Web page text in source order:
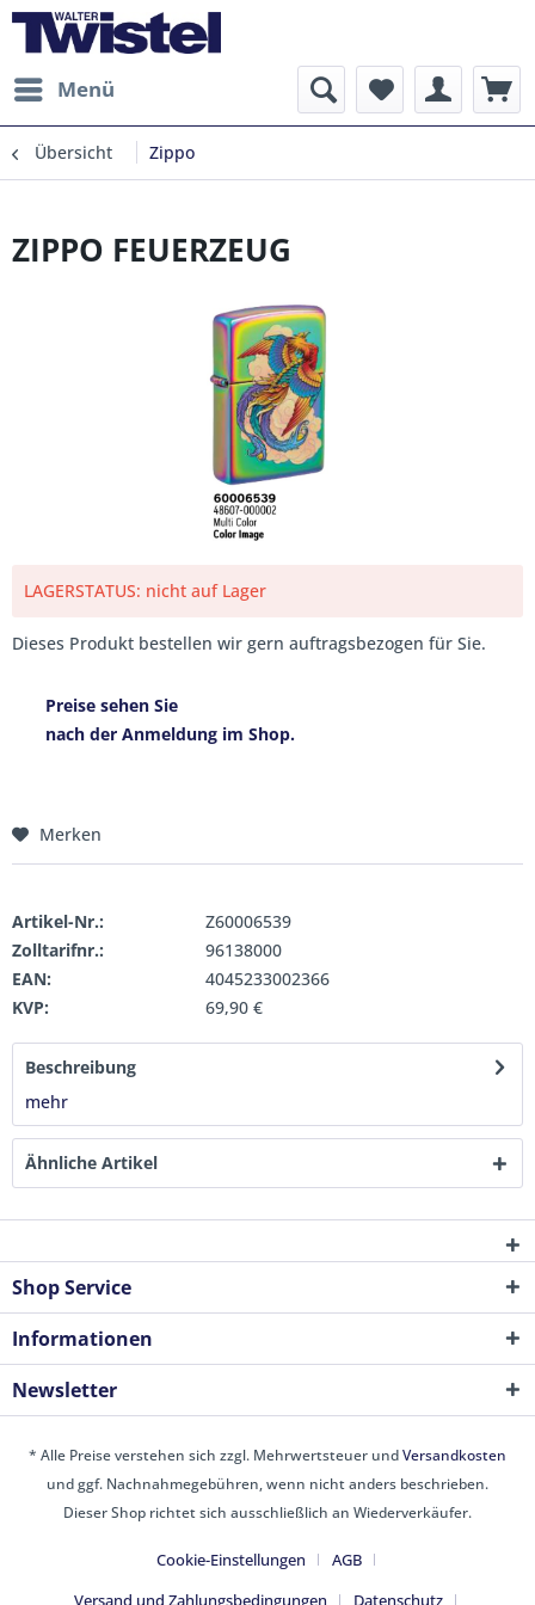
Menü
Übersicht Zippo
ZIPPO FEUERZEUG
LAGERSTATUS: nicht auf Lager
Dieses Produkt bestellen wir gern auftragsbezogen für Sie.
Preise sehen Sie
nach der Anmeldung im Shop.
Merken
Artikel-Nr.:
Z60006539
Zolltarifnr.:
96138000
EAN:
4045233002366
KVP:
69,90 €
Beschreibung
mehr
Ähnliche Artikel
Shop Service
Informationen
Newsletter
* Alle Preise verstehen sich zzgl. Mehrwertsteuer undVersandkosten
und ggf. Nachnahmegebühren, wenn nicht anders beschrieben.
Dieser Shop richtet sich ausschließlich an Wiederverkäufer.
Cookie-Einstellungen
AGB
Versand und Zahlungsbedingungen
Datenschutz